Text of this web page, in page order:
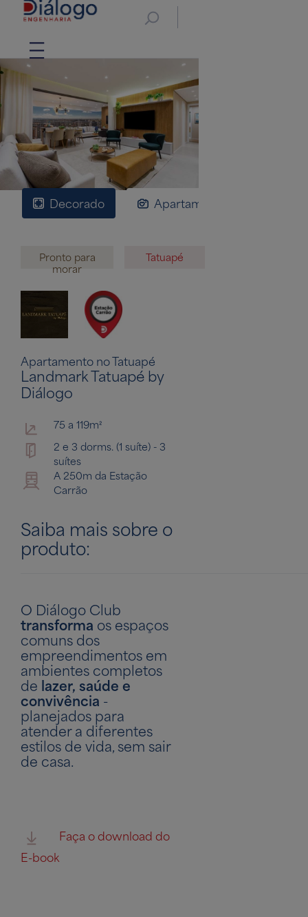
Decorado Apartamentos
Pronto para
morar
Tatuapé
Apartamento no Tatuapé
Landmark Tatuapé by
Diálogo
75 a 119m²
2 e 3 dorms. (1 suíte) - 3
suítes
A 250m da Estação
Carrão
Saiba mais sobre o
produto:
O Diálogo Club
transforma os espaços
comuns dos
empreendimentos em
ambientes completos
de lazer, saúde e
convivência -
planejados para
atender a diferentes
estilos de vida, sem sair
de casa.
Faça o download do
E-book